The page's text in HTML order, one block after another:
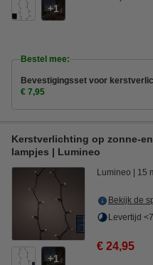
1
Bestel mee:
Bevestigingsset voor
€ 7,95
Kerstverlichting op zonne-
lampjes | Lumineo
1
Lumineo 15
Bekijk de
Levertijd
€ 24,95